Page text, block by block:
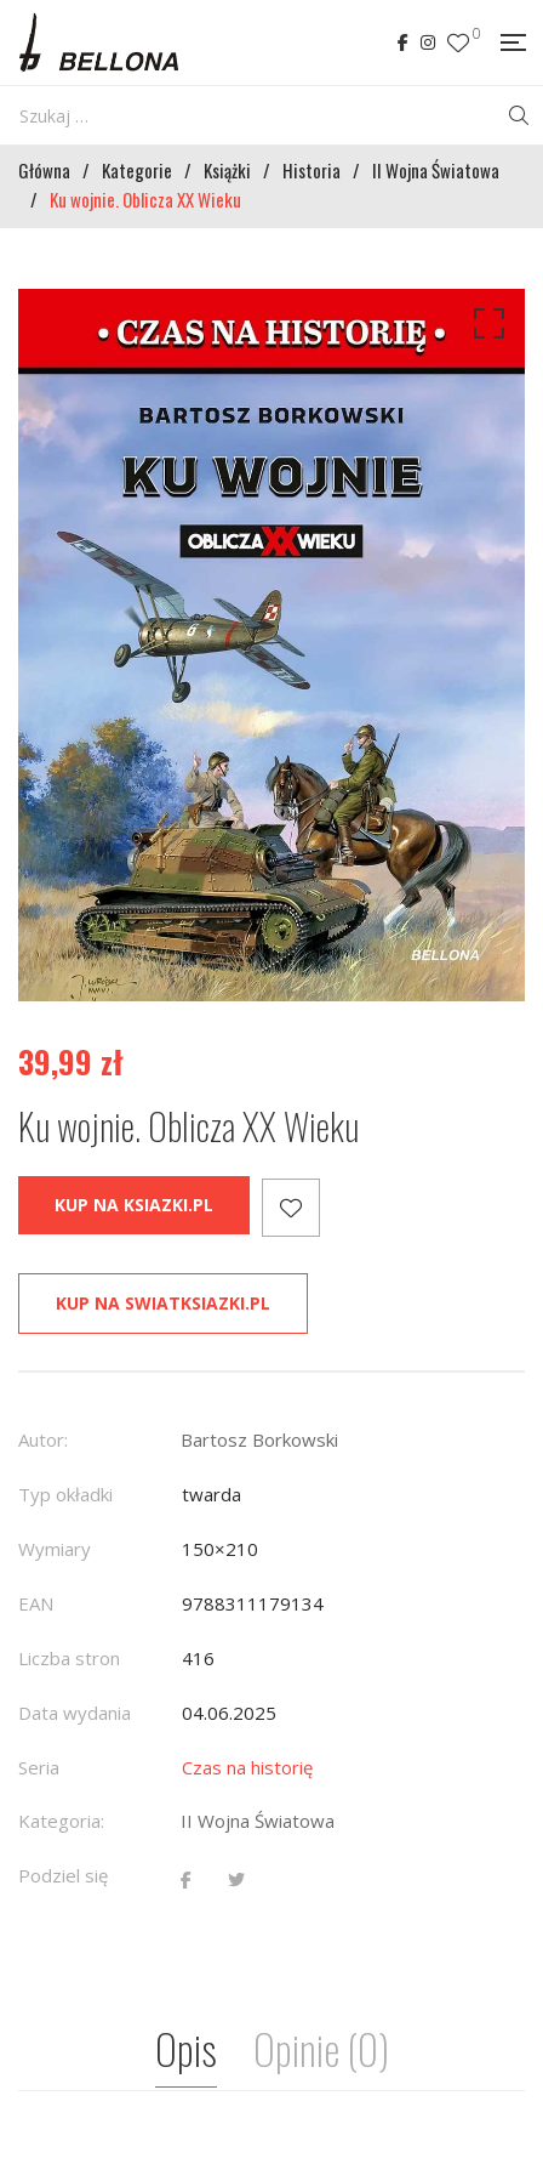
0
Główna / Kategorie / Książki / Historia / II Wojna Światowa
/ Ku wojnie. Oblicza XX Wieku
39,99 zł
Ku wojnie. Oblicza XX Wieku
KUP NA KSIAZKI.PL
KUP NA SWIATKSIAZKI.PL
Autor: Bartosz Borkowski
Typ okładki twarda
Wymiary 150×210
EAN 9788311179134
Liczba stron 416
Data wydania 04.06.2025
Seria Czas na historię
Kategoria: II Wojna Światowa
Podziel się
Opis Opinie (0)